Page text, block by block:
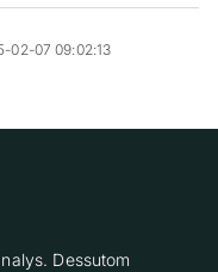
02-07 09:02:13
Dessutom